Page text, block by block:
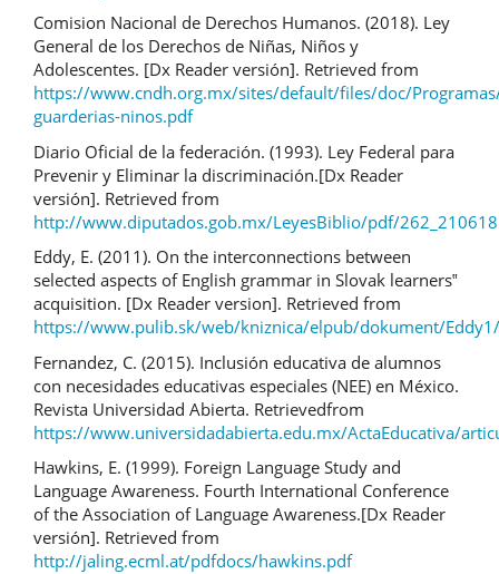
Comision Nacional de Derechos Humanos. (2018). Ley
General de los Derechos de Niñas, Niños y
Adolescentes. [Dx Reader versión]. Retrieved from
https://www.cndh.org.mx/sites/default/files/doc/
guarderias-ninos.pdf
Diario Oficial de la federación. (1993). Ley Federal para
Prevenir y Eliminar la discriminación.[Dx Reader
versión]. Retrieved from
http://www.diputados.gob.mx/LeyesBiblio/pdf/
Eddy, E. (2011). On the interconnections between
selected aspects of English grammar in Slovak learners‟
acquisition. [Dx Reader version]. Retrieved from
https://www.pulib.sk/web/kniznica/elpub/dokument/
Fernandez, C. (2015). Inclusión educativa de alumnos
con necesidades educativas especiales (NEE) en México.
Revista Universidad Abierta. Retrievedfrom
https://www.universidadabierta.edu.mx/ActaEducativa/
Hawkins, E. (1999). Foreign Language Study and
Language Awareness. Fourth International Conference
of the Association of Language Awareness.[Dx Reader
versión]. Retrieved from
http://jaling.ecml.at/pdfdocs/hawkins.pdf